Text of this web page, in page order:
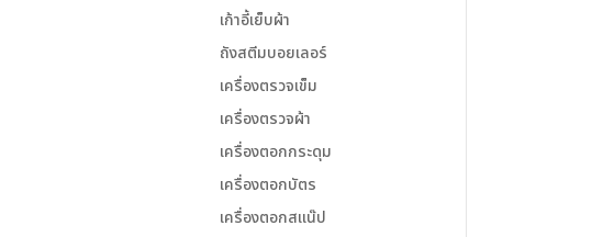
เก้าอี้เย็บผ้า
ถังสตีมบอยเลอร์
เครื่องตรวจเข็ม
เครื่องตรวจผ้า
เครื่องตอกกระดุม
เครื่องตอกบัตร
เครื่องตอกสแน๊ป